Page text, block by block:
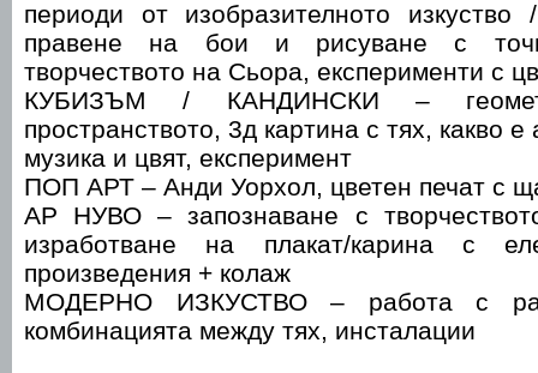
периоди от изобразителното
правене на бои и рисуване с
творчеството на Сьора, експерименти с
КУБИЗЪМ / КАНДИНСКИ –
пространството, 3д картина с тях, какво е
музика и цвят, експеримент
ПОП АРТ – Анди Уорхол, цветен печат с
АР НУВО – запознаване с
изработване на плакат/карина с
произведения + колаж
МОДЕРНО ИЗКУСТВО – работа с
комбинацията между тях, инсталации